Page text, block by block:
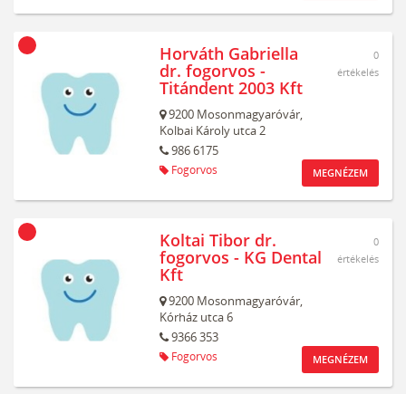
Horváth Gabriella
dr. fogorvos -
Titándent 2003 Kft
9200 Mosonmagyaróvár,
Kolbai Károly utca 2
986 6175
Fogorvos
0
értékelés
MEGNÉZEM
Koltai Tibor dr.
fogorvos - KG Dental
Kft
9200 Mosonmagyaróvár,
Kórház utca 6
9366 353
Fogorvos
0
értékelés
MEGNÉZEM